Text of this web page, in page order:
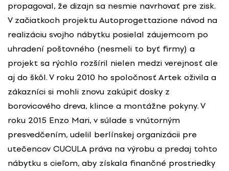
propagoval, že dizajn sa nesmie navrhovať pre zisk.
V začiatkoch projektu Autoprogettazione návod na
realizáciu svojho nábytku posielal záujemcom po
uhradení poštovného (nesmeli to byť firmy) a
projekt sa rýchlo rozšíril nielen medzi verejnosť ale
aj do škôl. V roku 2010 ho spoločnosť Artek oživila a
zákazníci si mohli znovu zakúpiť dosky z
borovicového dreva, klince a montážne pokyny. V
roku 2015 Enzo Mari, v súlade s vnútorným
presvedčením, udelil berlínskej organizácii pre
utečencov CUCULA práva na výrobu a predaj tohto
nábytku s cieľom, aby získala finančné prostriedky